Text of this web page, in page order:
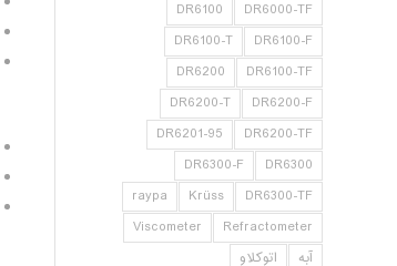
DR6000-TF
DR6100
DR6100-F
DR6100-T
DR6100-TF
DR6200
DR6200-F
DR6200-T
DR6200-TF
DR6201-95
DR6300
DR6300-F
DR6300-TF
Krüss
raypa
Refractometer
Viscometer
آبه
اتوکلاو